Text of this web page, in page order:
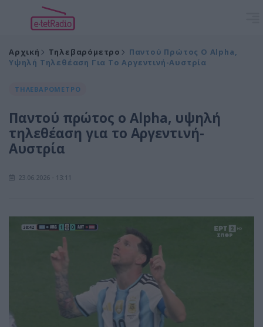
Αρχική Τηλεβαρόμετρο
Παντού Πρώτος Ο Alpha,
Υψηλή Τηλεθέαση Για Το Αργεντινή-Αυστρία
ΤΗΛΕΒΑΡΟΜΕΤΡΟ
Παντού πρώτος ο Alpha, υψηλή
τηλεθέαση για το Αργεντινή-
Αυστρία
23.06.2026 - 13:11